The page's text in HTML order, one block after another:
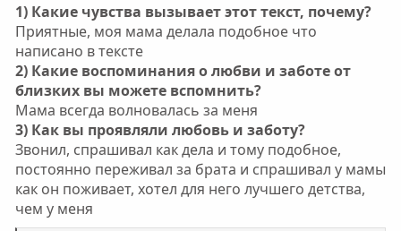
1) Какие чувства вызывает этот текст, почему?
Приятные, моя мама делала подобное что
написано в тексте
2) Какие воспоминания о любви и заботе от
близких вы можете вспомнить?
Мама всегда волновалась за меня
3) Как вы проявляли любовь и заботу?
Звонил, спрашивал как дела и тому подобное,
постоянно переживал за брата и спрашивал у мамы
как он поживает, хотел для него лучшего детства,
чем у меня